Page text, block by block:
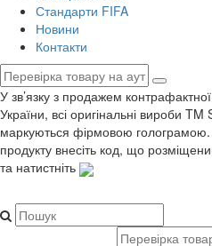
Стандарти FIFA
Новини
Контакти
У зв’язку з продажем
України, всі оригінальні вироби
маркуються фірмовою голограмою.
продукту внесіть код, що
та натистніть